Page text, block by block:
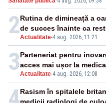
2Actualitate-4 aug. 2026, 11:21
Rutina de dimineață a
de succes înainte ca
3Actualitate-4 aug. 2026, 12:08
Parteneriat pentru
acces mai ușor la
Rasism în spitalele